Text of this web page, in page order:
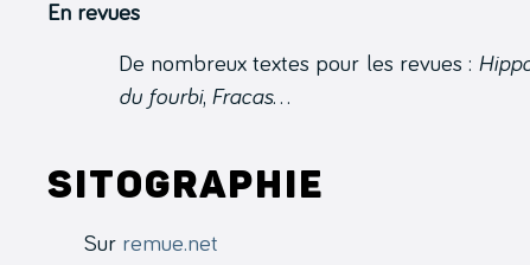
En revues
De nombreux textes pour les revues :
du fourbi, Fracas…
Sitographie
Sur remue.net